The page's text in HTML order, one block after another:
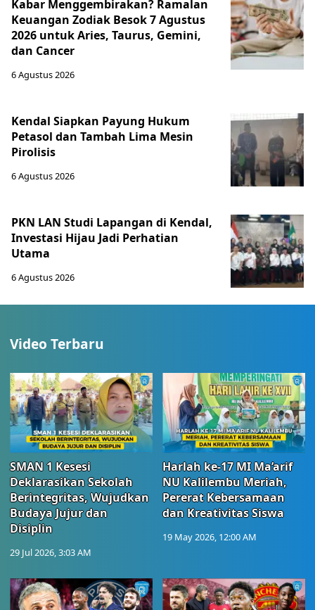
Kabar Menggembirakan? Ramalan
Keuangan Zodiak Besok 7 Agustus
2026 untuk Aries, Taurus, Gemini,
dan Cancer
6 Agustus 2026
Kendal Siapkan Payung Hukum
Petasol dan Tambah Lima Mesin
Pirolisis
6 Agustus 2026
PKN LAN Studi Lapangan di Kendal,
Investasi Hijau Jadi Perhatian
Utama
6 Agustus 2026
Video Terbaru
SMAN 1 Kesesi
Deklarasikan Sekolah
Berintegritas, Wujudkan
Budaya Jujur dan
Disiplin
29 Jul 2026, 3:03 AM
Harlah ke-17 MI Ma’arif
NU Kalilembu Meriah,
Pererat Kebersamaan
dan Kreativitas Siswa
19 May 2026, 12:00 AM